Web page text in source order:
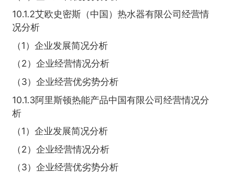
10.1.2艾欧史密斯（中国）热水器有限公司经营情
况分析
（1）企业发展简况分析
（2）企业经营情况分析
（3）企业经营优劣势分析
10.1.3阿里斯顿热能产品中国有限公司经营情况分
析
（1）企业发展简况分析
（2）企业经营情况分析
（3）企业经营优劣势分析